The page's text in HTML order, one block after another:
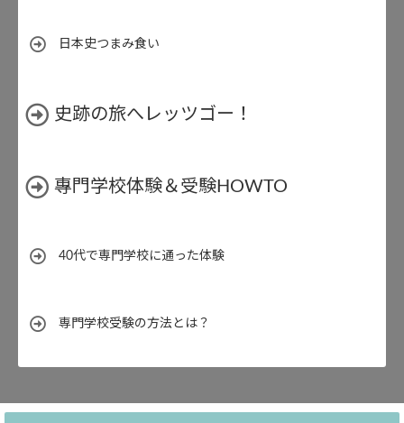
日本史つまみ食い
史跡の旅へレッツゴー！
專門学校体験＆受験HOWTO
40代で専門学校に通った体験
専門学校受験の方法とは？